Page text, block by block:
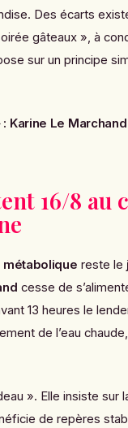
Des écarts
gâteaux », à
sur un principe
: Karine Le
16/8 au
reste le
cesse de
13 heures le
de l’eau
». Elle insiste sur
de repères